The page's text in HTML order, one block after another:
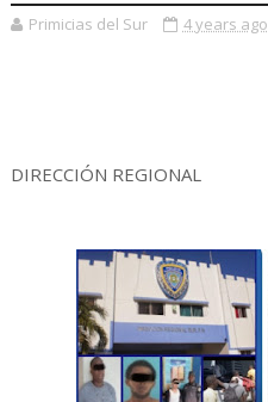
Primicias del Sur 4 years ago
DIRECCIÓN REGIONAL